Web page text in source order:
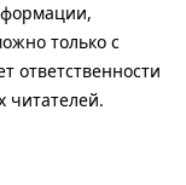
только с
ответственности
читателей.